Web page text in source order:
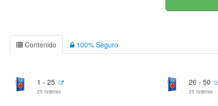
Contenido 100% Seguro
1 - 25
25 tarjetas
26 - 50
25 tarjetas